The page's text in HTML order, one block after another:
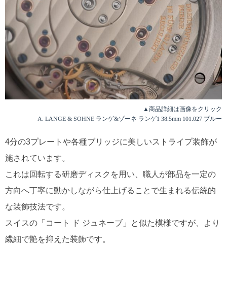
▲商品詳細は画像をクリック
A. LANGE & SOHNE ランゲ&ゾーネ ランゲ1 38.5mm 101.027 ブルー
4分の3プレートや各種ブリッジに美しいストライプ装飾が
施されています。
これは回転する研磨ディスクを用い、職人が部品を一定の
方向へ丁寧に動かしながら仕上げることで生まれる伝統的
な装飾技法です。
スイスの「コート ド ジュネーブ」と似た模様ですが、より
繊細で艶を抑えた装飾です。